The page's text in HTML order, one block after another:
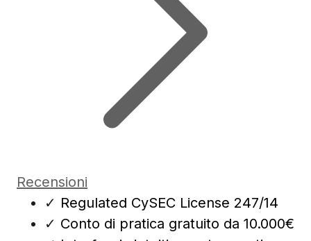
Recensioni
✓ Regulated CySEC License 247/14
✓ Conto di pratica gratuito da 10.000€